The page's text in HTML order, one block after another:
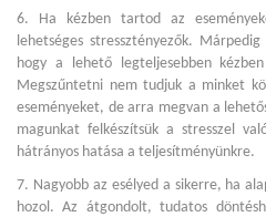
6. Ha kézben tartod az
lehetséges stressztényezők.
hogy a lehető legteljesebben
Megszűntetni nem tudjuk a minket
eseményeket, de arra megvan a
magunkat felkészítsük a stresszel
hátrányos hatása a teljesítményünkre.
7. Nagyobb az esélyed a sikerre, ha
hozol. Az átgondolt, tudatos